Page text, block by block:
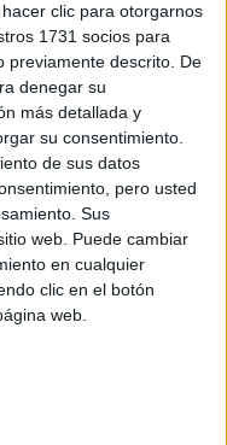
clic para otorgarnos
1731 socios para
previamente descrito. De
denegar su
más detallada y
su consentimiento.
de sus datos
pero usted
Sus
web. Puede cambiar
en cualquier
clic en el botón
web.
bachillerato o FP?
de Uso
de uso*